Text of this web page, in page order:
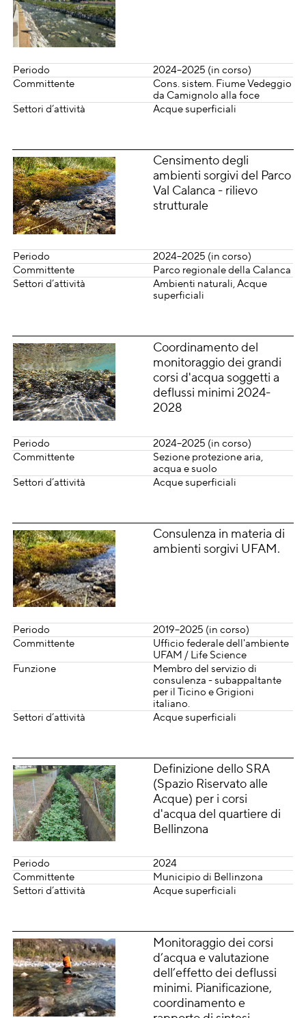
Periodo
2024–2025 (in corso)
Committente
Cons. sistem. Fiume Vedeggio
da Camignolo alla foce
Settori d’attività
Acque superficiali
Censimento degli
ambienti sorgivi del Parco
Val Calanca - rilievo
strutturale
Periodo
2024–2025 (in corso)
Committente
Parco regionale della Calanca
Settori d’attività
Ambienti naturali Acque
superficiali
Coordinamento del
monitoraggio dei grandi
corsi d'acqua soggetti a
deflussi minimi 2024-
2028
Periodo
2024–2025 (in corso)
Committente
Sezione protezione aria,
acqua e suolo
Settori d’attività
Acque superficiali
Consulenza in materia di
ambienti sorgivi UFAM.
Periodo
2019–2025 (in corso)
Committente
Ufficio federale dell'ambiente
UFAM / Life Science
Funzione
Membro del servizio di
consulenza - subappaltante
per il Ticino e Grigioni
italiano.
Settori d’attività
Acque superficiali
Definizione dello SRA
(Spazio Riservato alle
Acque) per i corsi
d'acqua del quartiere di
Bellinzona
Periodo
2024
Committente
Municipio di Bellinzona
Settori d’attività
Acque superficiali
Monitoraggio dei corsi
d’acqua e valutazione
dell’effetto dei deflussi
minimi. Pianificazione,
coordinamento e